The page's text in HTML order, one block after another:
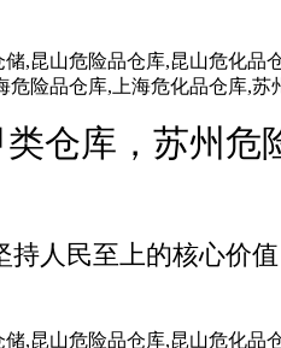
仓库，苏州
人民至上的核心价